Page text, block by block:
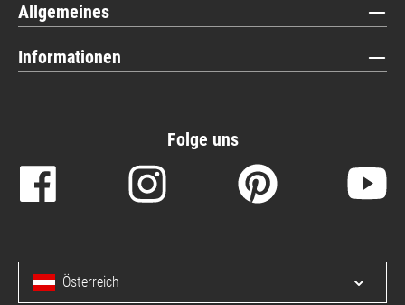
Allgemeines
Informationen
Folge uns
Österreich